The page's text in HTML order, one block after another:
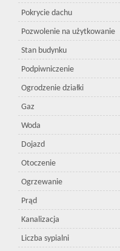
Pokrycie dachu
Pozwolenie na użytkowanie
Stan budynku
Podpiwniczenie
Ogrodzenie działki
Gaz
Woda
Dojazd
Otoczenie
Ogrzewanie
Prąd
Kanalizacja
Liczba sypialni